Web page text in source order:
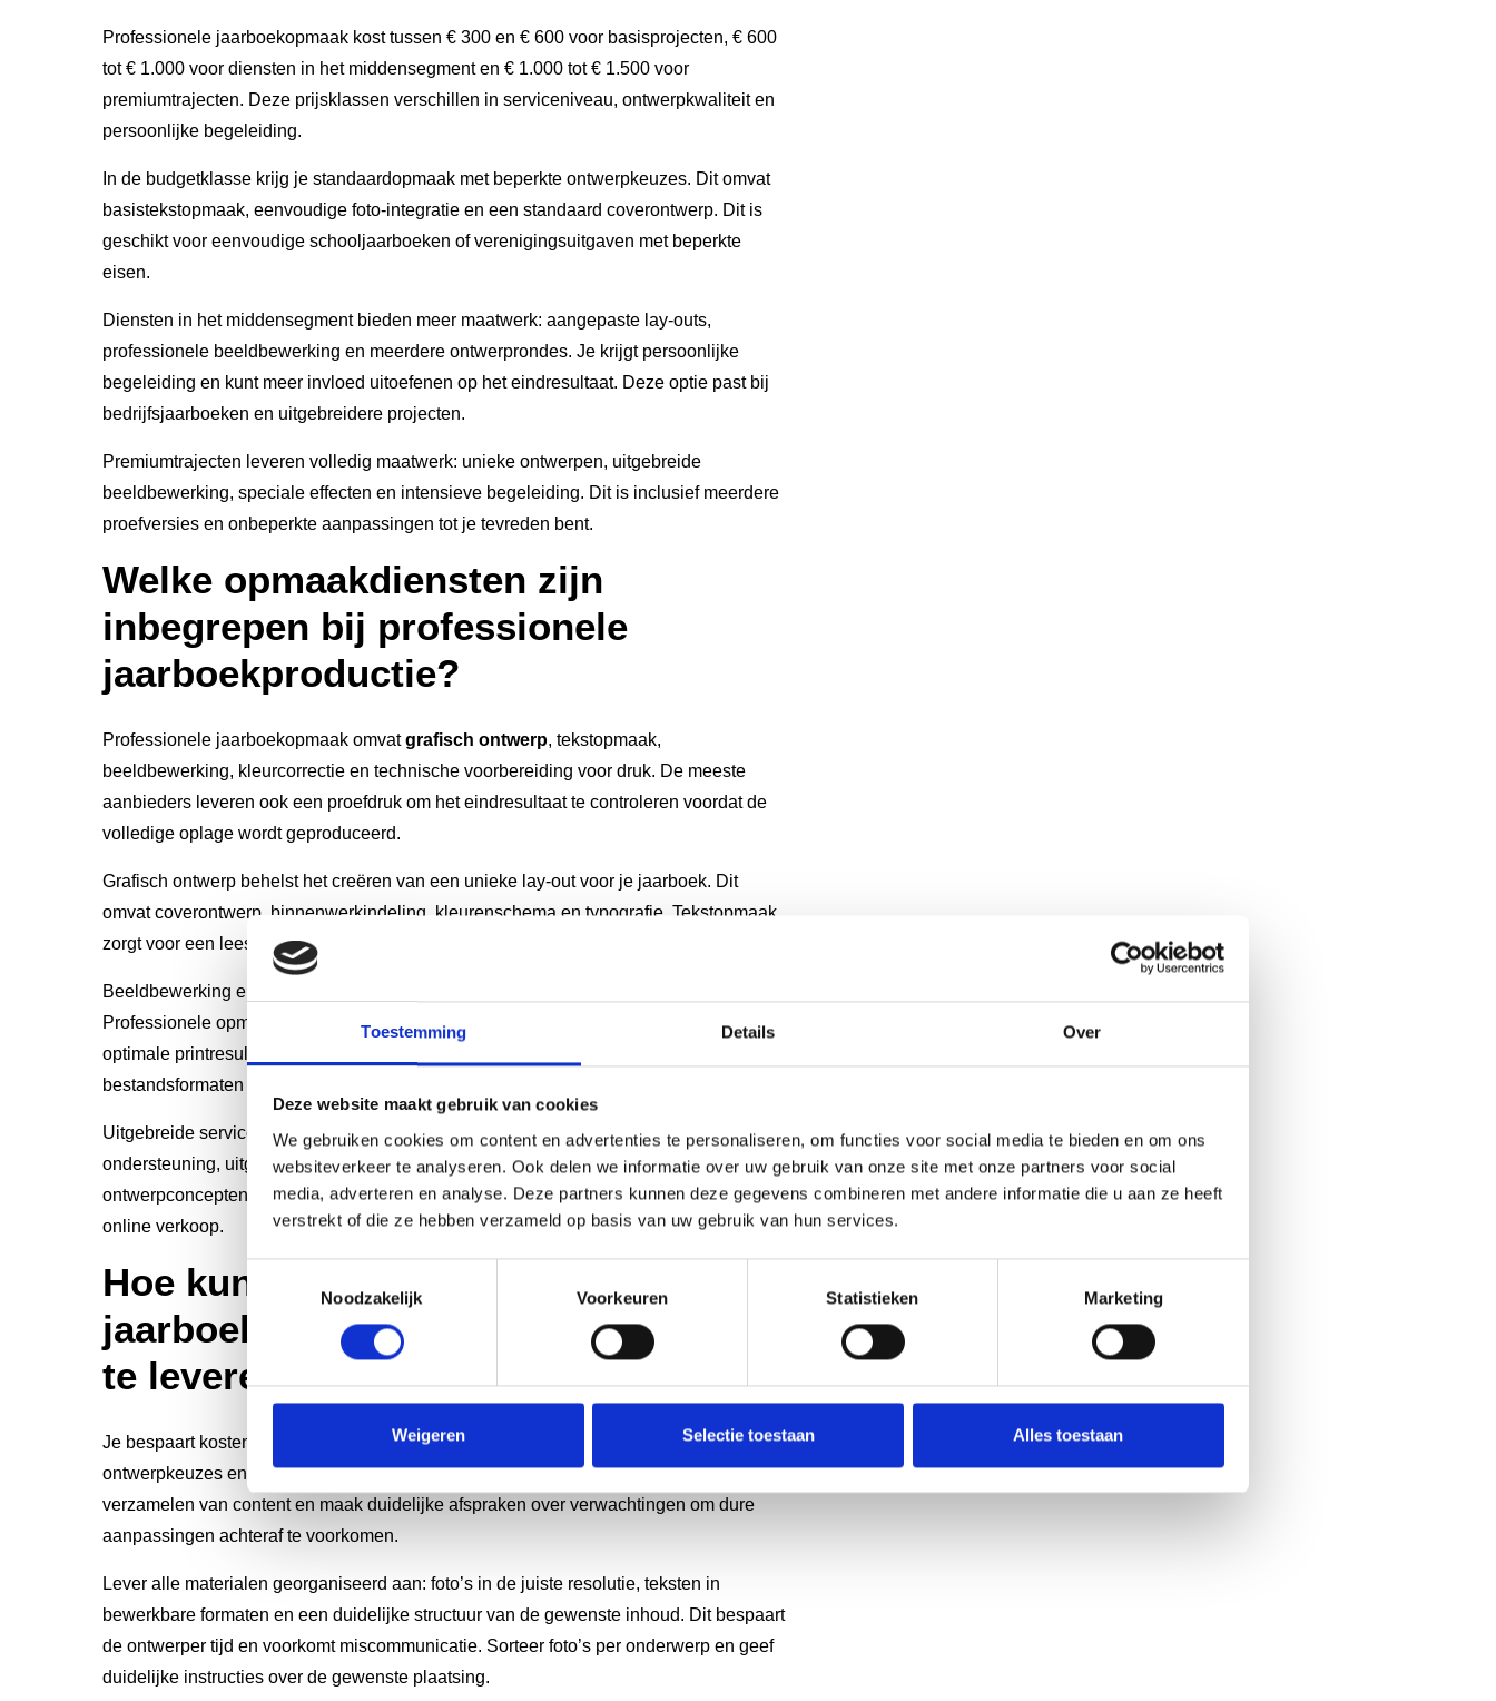
Toestemming Details Over
Deze website maakt gebruik van cookies
We gebruiken cookies om content en advertenties te personaliseren, om functies voor social media te bieden en om ons
websiteverkeer te analyseren. Ook delen we informatie over uw gebruik van onze site met onze partners voor social
media, adverteren en analyse. Deze partners kunnen deze gegevens combineren met andere informatie die u aan ze heeft
verstrekt of die ze hebben verzameld op basis van uw gebruik van hun services.
Toestemmingsselectie
Noodzakelijk
Voorkeuren Statistieken Marketing
Weigeren Selectie toestaan Alles toestaan
Professionele jaarboekopmaak kost tussen € 300 en € 600 voor basisprojecten, € 600
tot € 1.000 voor diensten in het middensegment en € 1.000 tot € 1.500 voor
premiumtrajecten. Deze prijsklassen verschillen in serviceniveau, ontwerpkwaliteit en
persoonlijke begeleiding.
In de budgetklasse krijg je standaardopmaak met beperkte ontwerpkeuzes. Dit omvat
basistekstopmaak, eenvoudige foto-integratie en een standaard coverontwerp. Dit is
geschikt voor eenvoudige schooljaarboeken of verenigingsuitgaven met beperkte
eisen.
Diensten in het middensegment bieden meer maatwerk: aangepaste lay-outs,
professionele beeldbewerking en meerdere ontwerprondes. Je krijgt persoonlijke
begeleiding en kunt meer invloed uitoefenen op het eindresultaat. Deze optie past bij
bedrijfsjaarboeken en uitgebreidere projecten.
Premiumtrajecten leveren volledig maatwerk: unieke ontwerpen, uitgebreide
beeldbewerking, speciale effecten en intensieve begeleiding. Dit is inclusief meerdere
proefversies en onbeperkte aanpassingen tot je tevreden bent.
Welke opmaakdiensten zijn
inbegrepen bij professionele
jaarboekproductie?
Professionele jaarboekopmaak omvatgrafisch ontwerp, tekstopmaak,
beeldbewerking, kleurcorrectie en technische voorbereiding voor druk. De meeste
aanbieders leveren ook een proefdruk om het eindresultaat te controleren voordat de
volledige oplage wordt geproduceerd.
Grafisch ontwerp behelst het creëren van een unieke lay-out voor je jaarboek. Dit
omvat coverontwerp, binnenwerkindeling, kleurenschema en typografie. Tekstopmaak
zorgt voor een leesbare en aantrekkelijke tekstverdeling over alle pagina’s.
Beeldbewerking en kleurcorrectie verbeteren de kwaliteit van foto’s en illustraties.
Professionele opmakers corrigeren kleuren, passen de helderheid aan en zorgen voor
optimale printresultaten. Technische voorbereiding omvat het controleren van
bestandsformaten en resoluties.
Uitgebreide servicepakketten bevatten extra diensten zoals redactionele
ondersteuning, uitgebreide begeleiding bij de fotoselectie en meerdere
ontwerpconcepten. Sommige aanbieders bieden ook distributieondersteuning voor
online verkoop.
Hoe kun je kosten besparen bij
jaarboekopmaak zonder kwaliteit in
te leveren?
Je bespaart kosten door goede voorbereiding
ontwerpkeuzes en efficiënte samenwerking met de ontwerper. Begin vroeg met het
verzamelen van content en maak duidelijke afspraken over verwachtingen om dure
aanpassingen achteraf te voorkomen.
Lever alle materialen georganiseerd aan: foto’s in de juiste resolutie, teksten in
bewerkbare formaten en een duidelijke structuur van de gewenste inhoud. Dit bespaart
de ontwerper tijd en voorkomt miscommunicatie. Sorteer foto’s per onderwerp en geef
duidelijke instructies over de gewenste plaatsing.